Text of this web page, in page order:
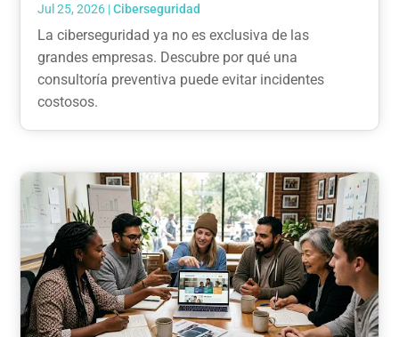
Jul 25, 2026 |Ciberseguridad
La ciberseguridad ya no es exclusiva de las
grandes empresas. Descubre por qué una
consultoría preventiva puede evitar incidentes
costosos.